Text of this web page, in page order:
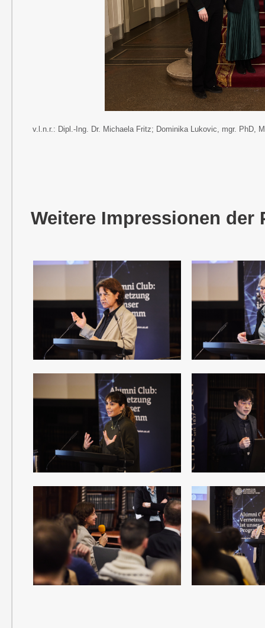
v.l.n.r.: Dipl.-Ing. Dr. Michaela Fritz; Dominika Lukovic, mgr. PhD,
Weitere Impressionen der